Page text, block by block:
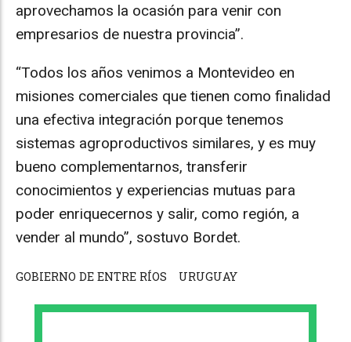
aprovechamos la ocasión para venir con
empresarios de nuestra provincia”.
“Todos los años venimos a Montevideo en
misiones comerciales que tienen como finalidad
una efectiva integración porque tenemos
sistemas agroproductivos similares, y es muy
bueno complementarnos, transferir
conocimientos y experiencias mutuas para
poder enriquecernos y salir, como región, a
vender al mundo”, sostuvo Bordet.
GOBIERNO DE ENTRE RÍOS URUGUAY